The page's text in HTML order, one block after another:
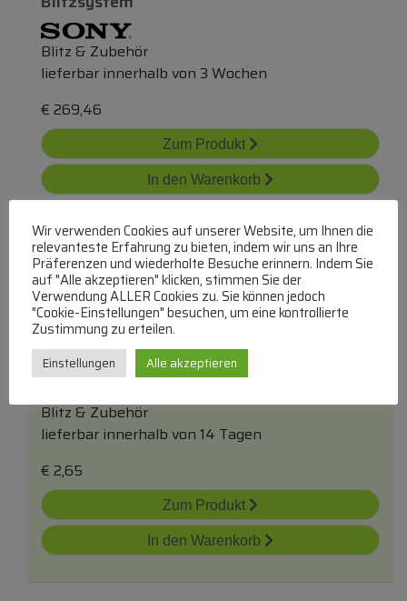
Blitz & Zubehör
lieferbar innerhalb von 3 Wochen
€ 269,46
Zum Produkt
In den Warenkorb
4860306 Led-Blitzmodul White Stonefly
Rapid
Blitz & Zubehör
lieferbar innerhalb von 14 Tagen
€ 2,65
Zum Produkt
In den Warenkorb
Wir verwenden Cookies auf unserer Website, um Ihnen die
relevanteste Erfahrung zu bieten, indem wir uns an Ihre
Präferenzen und wiederholte Besuche erinnern. Indem Sie
auf "Alle akzeptieren" klicken, stimmen Sie der
Verwendung ALLER Cookies zu. Sie können jedoch
"Cookie-Einstellungen" besuchen, um eine kontrollierte
Zustimmung zu erteilen.
Einstellungen Alle akzeptieren